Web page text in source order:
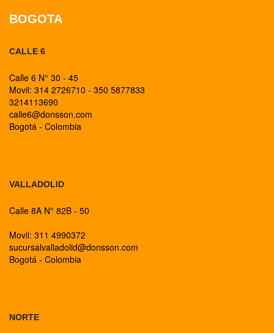
BOGOTA
CALLE 6
Calle 6 N° 30 - 45
Movil: 314 2726710 - 350 5877833
3214113690
calle6@donsson.com
Bogotá - Colombia
VALLADOLID
Calle 8A N° 82B - 50
Movil: 311 4990372
sucursalvalladolid@donsson.com
Bogotá - Colombia
NORTE